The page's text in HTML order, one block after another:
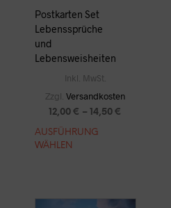
PRODUKTSEITE
GEWÄHLT
MEHRERE
VARIANTEN
Postkarten Set
Lebenssprüche
und
Lebensweisheiten
Inkl. MwSt.
Zzgl.Versandkosten
12,00€ – 14,50€
AUSFÜHRUNG
WÄHLEN